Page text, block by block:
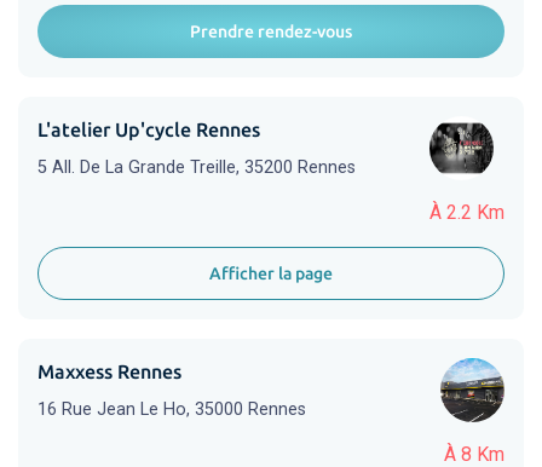
Prendre rendez-vous
À 2.2 Km
L'atelier Up'cycle Rennes
5 All. De La Grande Treille, 35200 Rennes
Afficher la page
À 8 Km
Maxxess Rennes
16 Rue Jean Le Ho, 35000 Rennes